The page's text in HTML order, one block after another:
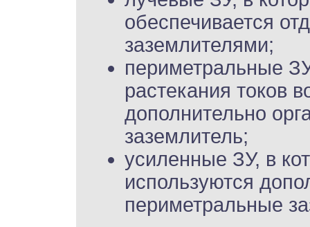
обеспечивается
заземлителями;
периметральные
растекания токов
дополнительно
заземлитель;
усиленные ЗУ, в
используются
периметральные